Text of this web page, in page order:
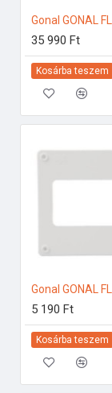
35 990 Ft
Kosárba teszem
5 190 Ft
Kosárba teszem